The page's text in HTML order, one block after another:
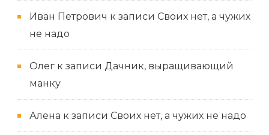
Иван Петрович к записи Своих нет, а чужих
не надо
Олег к записи Дачник, выращивающий
манку
Алена к записи Своих нет, а чужих не надо